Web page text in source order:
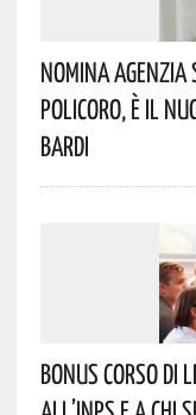
Nomina
Policoro, È Il
Bardi
Bonus Corso Di